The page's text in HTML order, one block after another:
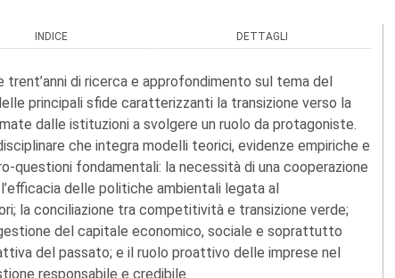
INDICE DETTAGLI
di ricerca e approfondimento sul tema del
principali sfide caratterizzanti la transizione verso la
dalle istituzioni a svolgere un ruolo da protagoniste.
che integra modelli teorici, evidenze empiriche e
questioni fondamentali: la necessità di una cooperazione
delle politiche ambientali legata al
la conciliazione tra competitività e transizione verde;
del capitale economico, sociale e soprattutto
del passato; e il ruolo proattivo delle imprese nel
responsabile e credibile.